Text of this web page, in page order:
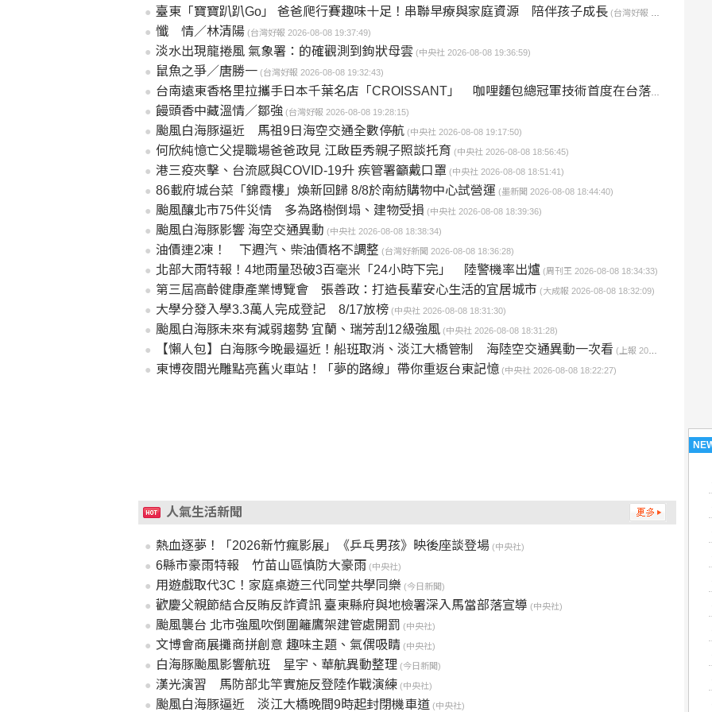
臺東「寶寶趴趴Go」 爸爸爬行賽趣味十足！串聯早療與家庭資源 陪伴孩子成長 (台灣好報 2026-08-08 19:45:27)
懺 情／林清陽 (台灣好報 2026-08-08 19:37:49)
淡水出現龍捲風 氣象署：的確觀測到鉤狀母雲 (中央社 2026-08-08 19:36:59)
鼠魚之爭／唐勝一 (台灣好報 2026-08-08 19:32:43)
台南遠東香格里拉攜手日本千葉名店「CROISSANT」 咖哩麵包總冠軍技術首度在台落地 2026得獎可頌搶先日本上市
饅頭香中藏溫情／鄒強 (台灣好報 2026-08-08 19:28:15)
颱風白海豚逼近 馬祖9日海空交通全數停航 (中央社 2026-08-08 19:17:50)
何欣純憶亡父提職場爸爸政見 江啟臣秀親子照談托育 (中央社 2026-08-08 18:56:45)
港三疫夾擊、台流感與COVID-19升 疾管署籲戴口罩 (中央社 2026-08-08 18:51:41)
86載府城台菜「錦霞樓」煥新回歸 8/8於南紡購物中心試營運 (墨新聞 2026-08-08 18:44:40)
颱風釀北市75件災情 多為路樹倒塌、建物受損 (中央社 2026-08-08 18:39:36)
颱風白海豚影響 海空交通異動 (中央社 2026-08-08 18:38:34)
油價連2凍！ 下週汽、柴油價格不調整 (台灣好新聞 2026-08-08 18:36:28)
北部大雨特報！4地雨量恐破3百毫米「24小時下完」 陸警機率出爐 (周刊王 2026-08-08 18:34:33)
第三屆高齡健康產業博覽會 張善政：打造長輩安心生活的宜居城市 (大成報 2026-08-08 18:32:09)
大學分發入學3.3萬人完成登記 8/17放榜 (中央社 2026-08-08 18:31:30)
颱風白海豚未來有減弱趨勢 宜蘭、瑞芳刮12級強風 (中央社 2026-08-08 18:31:28)
【懶人包】白海豚今晚最逼近！船班取消、淡江大橋管制 海陸空交通異動一次看 (上報 2026-08-08 18:27:00)
東博夜間光雕點亮舊火車站！「夢的路線」帶你重返台東記憶 (中央社 2026-08-08 18:22:27)
人氣生活新聞
熱血逐夢！「2026新竹瘋影展」《乒乓男孩》映後座談登場 (中央社)
6縣市豪雨特報 竹苗山區慎防大豪雨 (中央社)
用遊戲取代3C！家庭桌遊三代同堂共學同樂 (今日新聞)
歡慶父親節結合反賄反詐資訊 臺東縣府與地檢署深入馬當部落宣導 (中央社)
颱風襲台 北市強風吹倒圍籬鷹架建管處開罰 (中央社)
文博會商展攤商拼創意 趣味主題、氣偶吸睛 (中央社)
白海豚颱風影響航班 星宇、華航異動整理 (今日新聞)
漢光演習 馬防部北竿實施反登陸作戰演練 (中央社)
颱風白海豚逼近 淡江大橋晚間9時起封閉機車道 (中央社)